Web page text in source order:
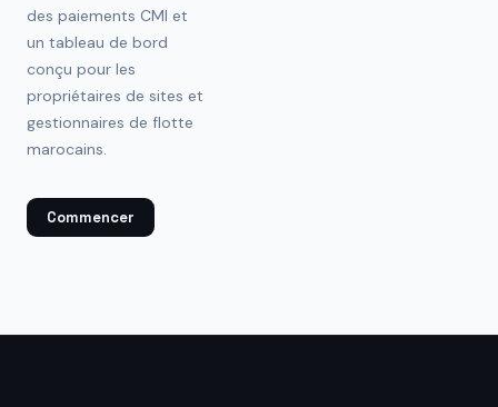
des paiements CMI et
un tableau de bord
conçu pour les
propriétaires de sites et
gestionnaires de flotte
marocains.
Commencer